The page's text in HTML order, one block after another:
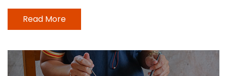
FAIR
2017
จัด
Read More